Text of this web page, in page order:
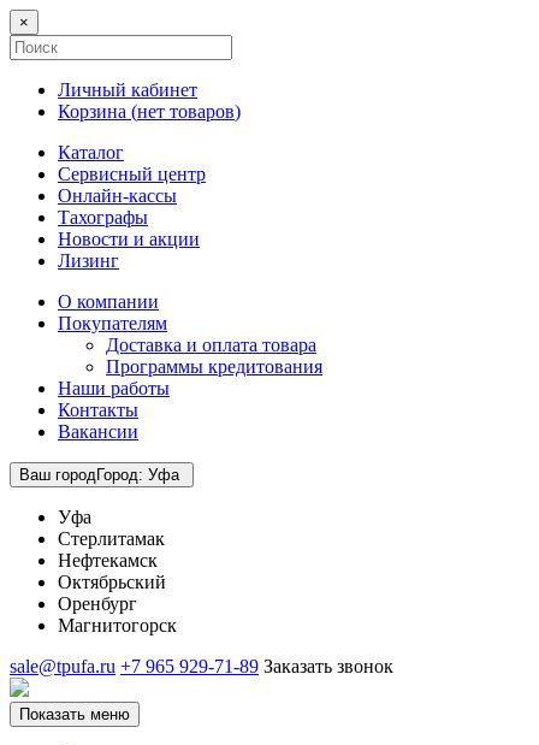
×
Личный кабинет
Корзина (нет товаров)
Каталог
Сервисный центр
Онлайн-кассы
Тахографы
Новости и акции
Лизинг
О компании
Покупателям
Доставка и оплата товара
Программы кредитования
Наши работы
Контакты
Вакансии
Ваш городГород: Уфа
Уфа
Стерлитамак
Нефтекамск
Октябрьский
Оренбург
Магнитогорск
sale@tpufa.ru +7 965 929-71-89 Заказать звонок
Показать меню